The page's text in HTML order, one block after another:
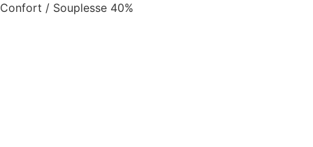
Confort / Souplesse 40%